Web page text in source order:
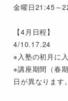
金曜日21:45～
【4月日程】
4/10.17.24
※入塾の初月に
※講座期間（春
日が異なります